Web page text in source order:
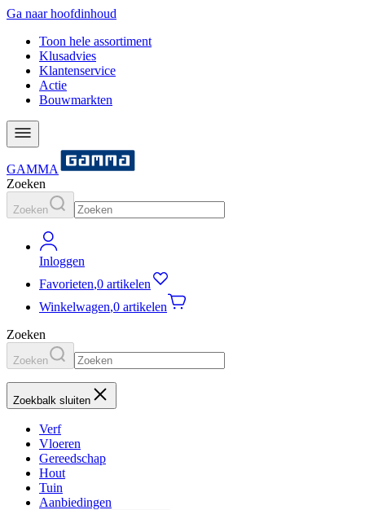
Ga naar hoofdinhoud
Toon hele assortiment
Klusadvies
Klantenservice
Actie
Bouwmarkten
GAMMA
Zoeken
Zoeken
Inloggen
Favorieten,0 artikelen
Winkelwagen,0 artikelen
Zoeken
Zoeken
Zoekbalk sluiten
Verf
Vloeren
Gereedschap
Hout
Tuin
Aanbiedingen